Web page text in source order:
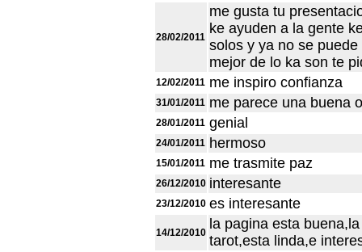
28/02/2011
me gusta tu
ke ayuden a la gente
solos y ya no se
mejor de lo ka son te
12/02/2011 me inspiro confianza
31/01/2011 me parece una buena
28/01/2011 genial
24/01/2011 hermoso
15/01/2011 me trasmite paz
26/12/2010 interesante
23/12/2010 es interesante
14/12/2010
la pagina esta
tarot,esta linda,e